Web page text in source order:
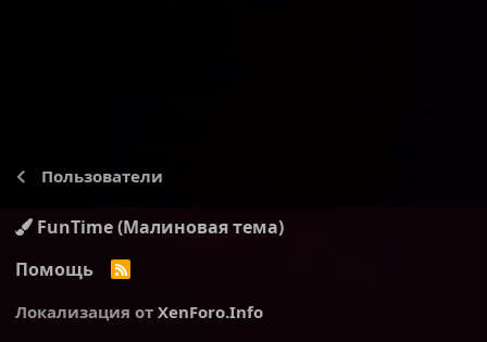
Пользователи
FunTime (Малиновая тема)
Помощь
R
S
Локализация от XenForo.Info